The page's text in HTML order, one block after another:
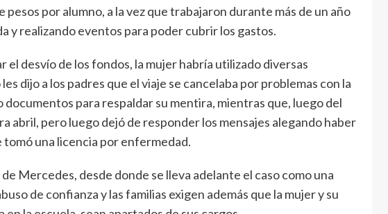
pesos por alumno, a la vez que trabajaron durante más de un año
y realizando eventos para poder cubrir los gastos.
desvío de los fondos, la mujer habría utilizado diversas
dijo a los padres que el viaje se cancelaba por problemas con la
para respaldar su mentira, mientras que, luego del
abril, pero luego dejó de responder los mensajes alegando haber
una licencia por enfermedad.
Mercedes, desde donde se lleva adelante el caso como una
de confianza y las familias exigen además que la mujer y su